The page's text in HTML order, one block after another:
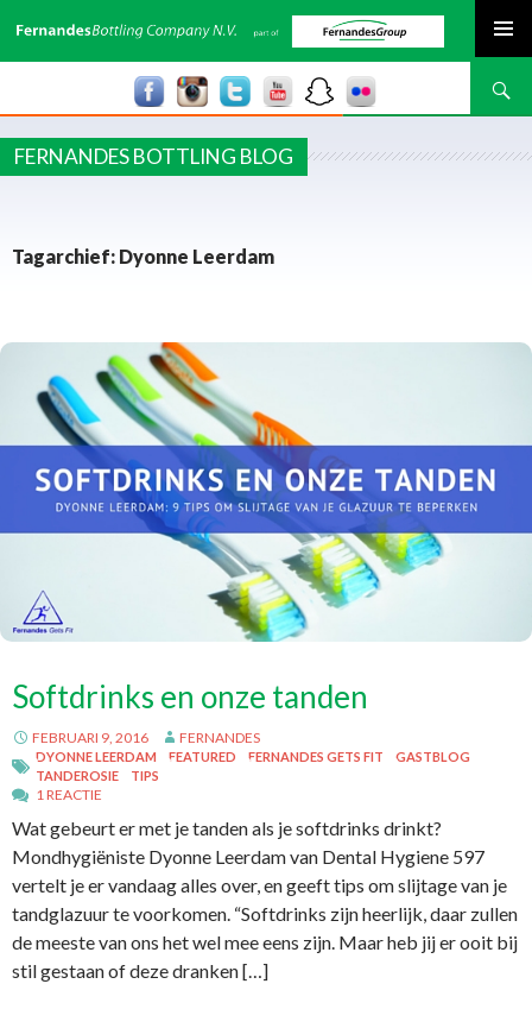
Zoeken
FERNANDES BOTTLING BLOG
Tagarchief: Dyonne Leerdam
Softdrinks en onze tanden
FEBRUARI 9, 2016 FERNANDES
DYONNE LEERDAM FEATURED FERNANDES GETS FIT
GASTBLOG
TANDEROSIE
TIPS
1 REACTIE
Wat gebeurt er met je tanden als je softdrinks drinkt?
Mondhygiëniste Dyonne Leerdam van Dental Hygiene 597
vertelt je er vandaag alles over, en geeft tips om slijtage van je
tandglazuur te voorkomen. “Softdrinks zijn heerlijk, daar zullen
de meeste van ons het wel mee eens zijn. Maar heb jij er ooit bij
stil gestaan of deze dranken […]